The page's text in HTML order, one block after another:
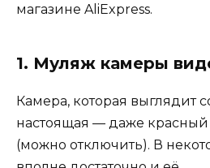
магазине AliExpress.
1. Муляж камеры
Камера, которая выглядит
настоящая — даже красный
(можно отключить). В